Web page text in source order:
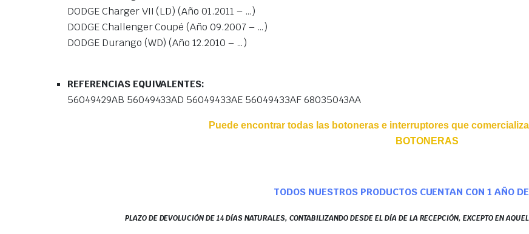
DODGE Charger VII (LD) (Año 01.2011 – …)
DODGE Challenger Coupé (Año 09.2007 – …)
DODGE Durango (WD) (Año 12.2010 – …)
REFERENCIAS EQUIVALENTES:
56049429AB 56049433AD 56049433AE 56049433AF 68035043AA
Puede encontrar todas las botoneras e interruptores que
BOTONERAS
TODOS NUESTROS PRODUCTOS CUENTAN CON 1 AÑO
PLAZO DE DEVOLUCIÓN DE 14 DÍAS NATURALES, CONTABILIZANDO DESDE EL DÍA DE LA RECEPCIÓN, EXCEPTO EN